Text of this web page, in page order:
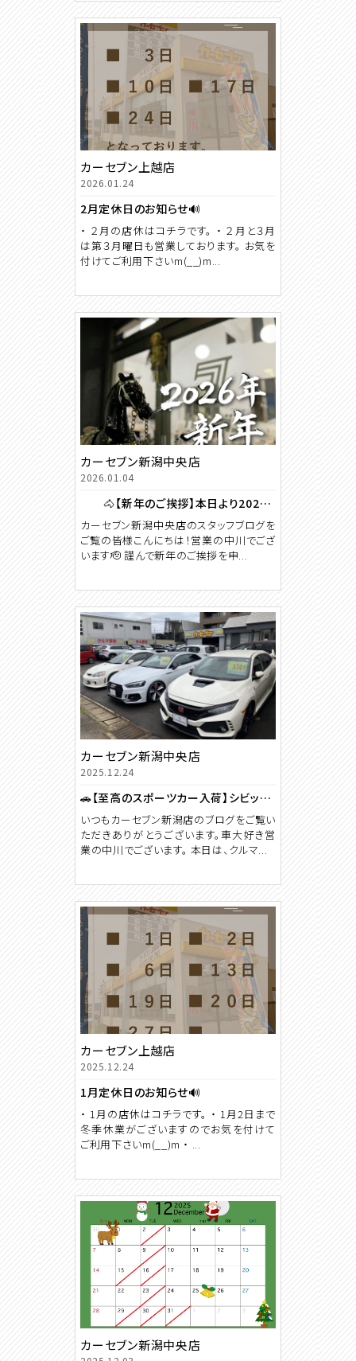
カーセブン上越店
2026.01.24
2月定休日のお知らせ🔊
・ ２月の店休はコチラです。 ・ ２月と３月
は第３月曜日も営業しております。 お気を
付けてご利用下さいm(__)m...
カーセブン新潟中央店
2026.01.04
🐴【新年のご挨拶】本日より2026年の営業を開始いたしました🎍
カーセブン新潟中央店のスタッフブログを
ご覧の皆様こんにちは！営業の中川でござ
います🫡 謹んで新年のご挨拶を申...
カーセブン新潟中央店
2025.12.24
🚗【至高のスポーツカー入荷】シビック・インテグラ・Audi RS5…走りの血統が今ここに！🚗
いつもカーセブン新潟店のブログをご覧い
ただきありがとうございます。車大好き営
業の中川でございます。 本日は、クルマ...
カーセブン上越店
2025.12.24
1月定休日のお知らせ🔊
・ 1月の店休はコチラです。 ・ 1月2日まで
冬季休業がございますのでお気を付けて
ご利用下さいm(__)m ・ ...
カーセブン新潟中央店